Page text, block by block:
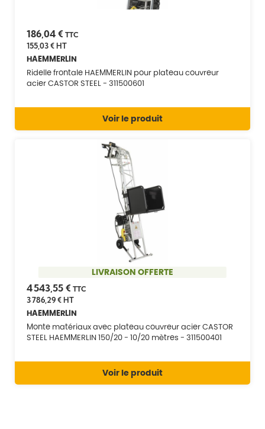
186,04 € TTC
155,03 €HT
HAEMMERLIN
Ridelle frontale HAEMMERLIN pour plateau couvreur
acier CASTOR STEEL - 311500601
Voir le produit
LIVRAISON OFFERTE
4 543,55 € TTC
3 786,29 €HT
HAEMMERLIN
Monte matériaux avec plateau couvreur acier CASTOR
STEEL HAEMMERLIN 150/20 - 10/20 mètres - 311500401
Voir le produit